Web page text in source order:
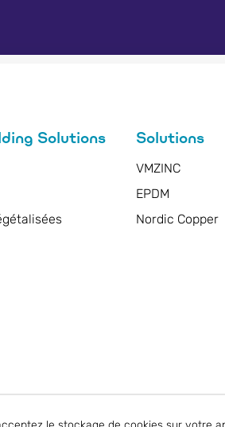
Solutions Solutions
VMZINC
EPDM
Nordic Copper